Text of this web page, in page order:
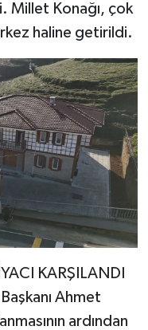
Millet Konağı, çok
haline getirildi.
KARŞILANDI
Ahmet
ardından